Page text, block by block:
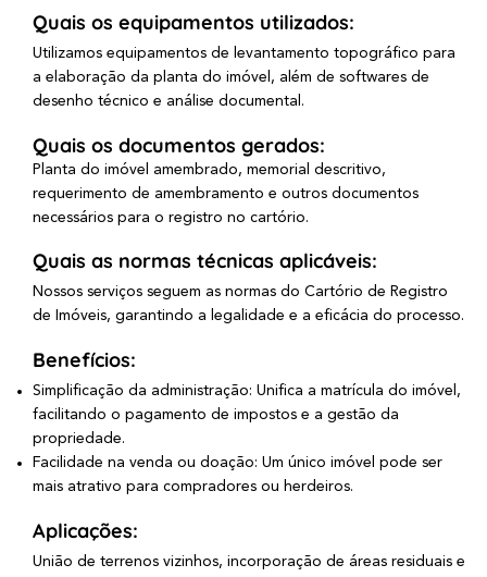
Quais os equipamentos utilizados:
Utilizamos equipamentos de levantamento topográfico para
a elaboração da planta do imóvel, além de softwares de
desenho técnico e análise documental.
Quais os documentos gerados:
Planta do imóvel amembrado, memorial descritivo,
requerimento de amembramento e outros documentos
necessários para o registro no cartório.
Quais as normas técnicas aplicáveis:
Nossos serviços seguem as normas do Cartório de Registro
de Imóveis, garantindo a legalidade e a eficácia do processo.
Benefícios:
Simplificação da administração: Unifica a matrícula do imóvel,
facilitando o pagamento de impostos e a gestão da
propriedade.
Facilidade na venda ou doação: Um único imóvel pode ser
mais atrativo para compradores ou herdeiros.
Aplicações:
União de terrenos vizinhos, incorporação de áreas residuais e